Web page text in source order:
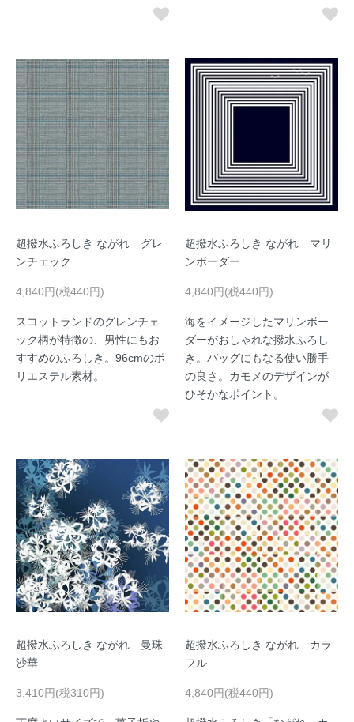
超撥水ふろしき ながれ グレ
ンチェック
4,840円(税440円)
スコットランドのグレンチェ
ック柄が特徴の、男性にもお
すすめのふろしき。96cmのポ
リエステル素材。
超撥水ふろしき ながれ マリ
ンボーダー
4,840円(税440円)
海をイメージしたマリンボー
ダーがおしゃれな撥水ふろし
き。バッグにもなる使い勝手
の良さ。カモメのデザインが
ひそかなポイント。
超撥水ふろしき ながれ 曼珠
沙華
3,410円(税310円)
超撥水ふろしき ながれ カラ
フル
4,840円(税440円)